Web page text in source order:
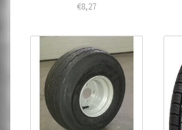
€8,27